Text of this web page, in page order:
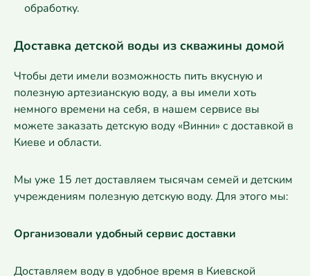
обработку.
Доставка детской воды из скважины домой
Чтобы дети имели возможность пить вкусную и
полезную артезианскую воду, а вы имели хоть
немного времени на себя, в нашем сервисе вы
можете заказать детскую воду «Винни» с доставкой в
Киеве и области.
Мы уже 15 лет доставляем тысячам семей и детским
учреждениям полезную детскую воду. Для этого мы:
Организовали удобный сервис доставки
Доставляем воду в удобное время в Киевской